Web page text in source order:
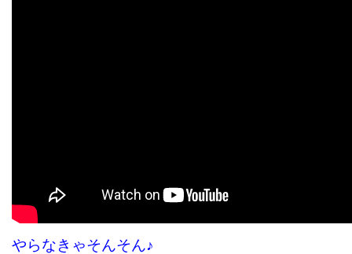
やらなきゃそんそん♪